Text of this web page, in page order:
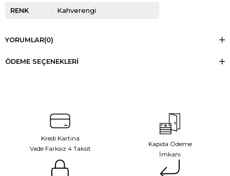
RENK Kahverengi
YORUMLAR(0)
ÖDEME SEÇENEKLERI
Kredi Kartına
Vade Farksız 4 Taksit
Kapıda Ödeme
İmkanı